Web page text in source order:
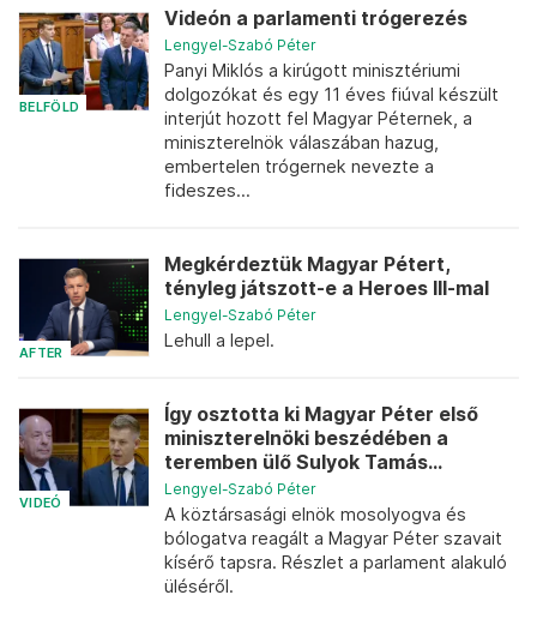
BELFÖLD
Videón a parlamenti trógerezés
Lengyel-Szabó Péter
Panyi Miklós a kirúgott minisztériumi
dolgozókat és egy 11 éves fiúval készült
interjút hozott fel Magyar Péternek, a
miniszterelnök válaszában hazug,
embertelen trógernek nevezte a
fideszes...
AFTER
Megkérdeztük Magyar Pétert,
tényleg játszott-e a Heroes III-mal
Lengyel-Szabó Péter
Lehull a lepel.
VIDEÓ
Így osztotta ki Magyar Péter első
miniszterelnöki beszédében a
teremben ülő Sulyok Tamás...
Lengyel-Szabó Péter
A köztársasági elnök mosolyogva és
bólogatva reagált a Magyar Péter szavait
kísérő tapsra. Részlet a parlament alakuló
üléséről.